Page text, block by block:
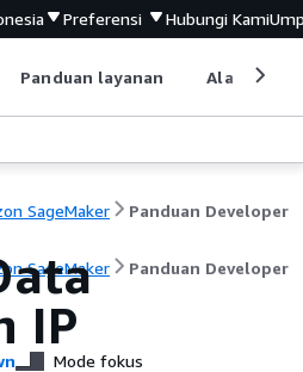
Preferensi Hubungi Kami
Panduan layanan Alat
SageMaker Panduan Developer
SageMaker Panduan Developer
IP
Mode fokus